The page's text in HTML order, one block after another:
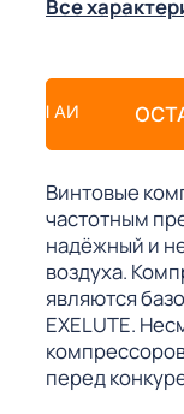
Все
Винтовые
частотным
надёжный и
воздуха.
являются
EXELUTE.
перед
АИ